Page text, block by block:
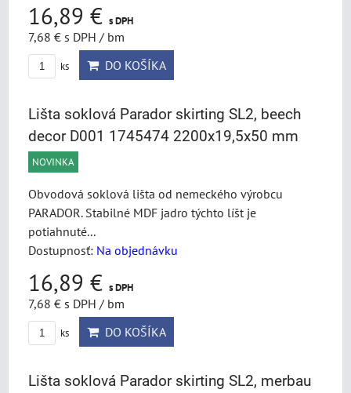
16,89 € s DPH
7,68 € s DPH / bm
ks DO KOŠÍKA
Lišta soklová Parador skirting SL2, beech
decor D001 1745474 2200x19,5x50 mm
NOVINKA
Obvodová soklová lišta od nemeckého výrobcu
PARADOR. Stabilné MDF jadro týchto líšt je
potiahnuté...
Dostupnosť: Na objednávku
16,89 € s DPH
7,68 € s DPH / bm
ks DO KOŠÍKA
Lišta soklová Parador skirting SL2, merbau